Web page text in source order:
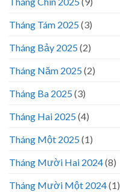
Tháng Tám 2025(3)
Tháng Bảy 2025(2)
Tháng Năm 2025(2)
Tháng Ba 2025(3)
Tháng Hai 2025(4)
Tháng Một 2025(1)
Tháng Mười Hai 2024(8)
Tháng Mười Một 2024(1)